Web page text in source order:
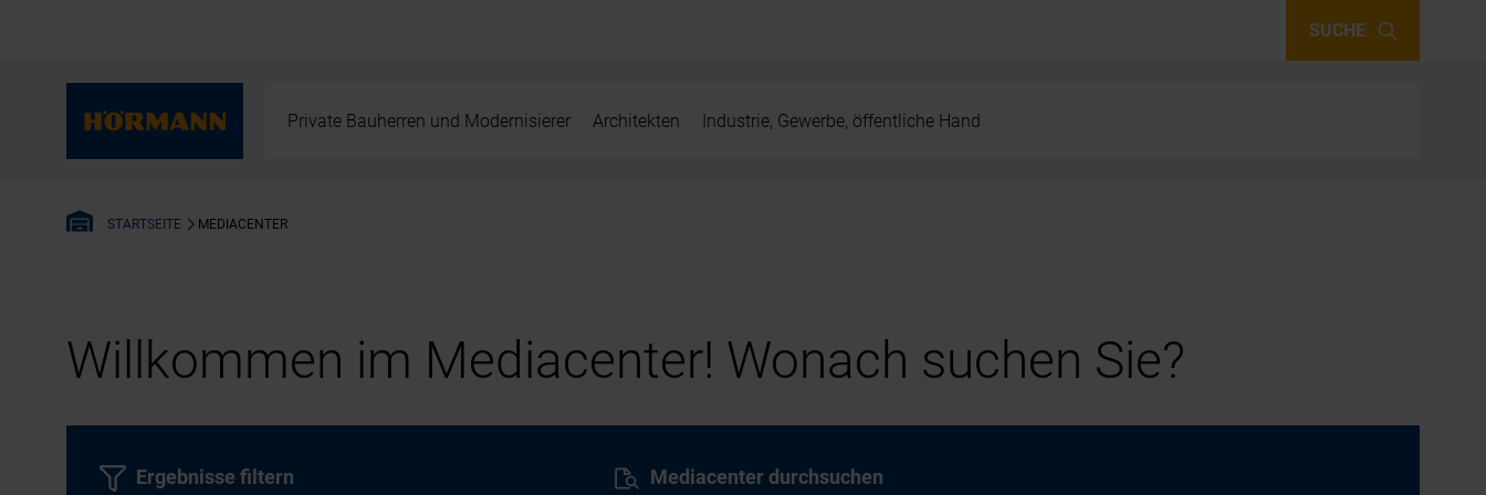
SUCHE
Private Bauherren und Modernisierer Architekten Industrie, Gewerbe, öffentliche Hand
STARTSEITE MEDIACENTER
Willkommen im Mediacenter! Wonach suchen Sie?
Mediacenter durchsuchen
Ergebnisse filtern